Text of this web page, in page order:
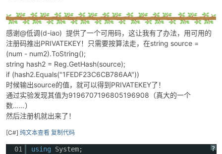
感谢@低调(d-iao) 提供了一个可用码，这让我有了办法，用可用的
注册码推出PRIVATEKEY！只需要按算法走，在string source =
(num - num2).ToString();
string hash2 = Reg.GetHash(source);
if (hash2.Equals("1FEDF23C6CB786AA"))
时候输出source的值，就可以得到PRIVATEKEY了！
通过实验发现其值为9196707196805196908（真大的一个
数……）
然后注册机就出来了！
[C#] 纯文本查看 复制代码
?
01
using
System;